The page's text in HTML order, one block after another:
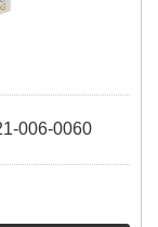
006-0060